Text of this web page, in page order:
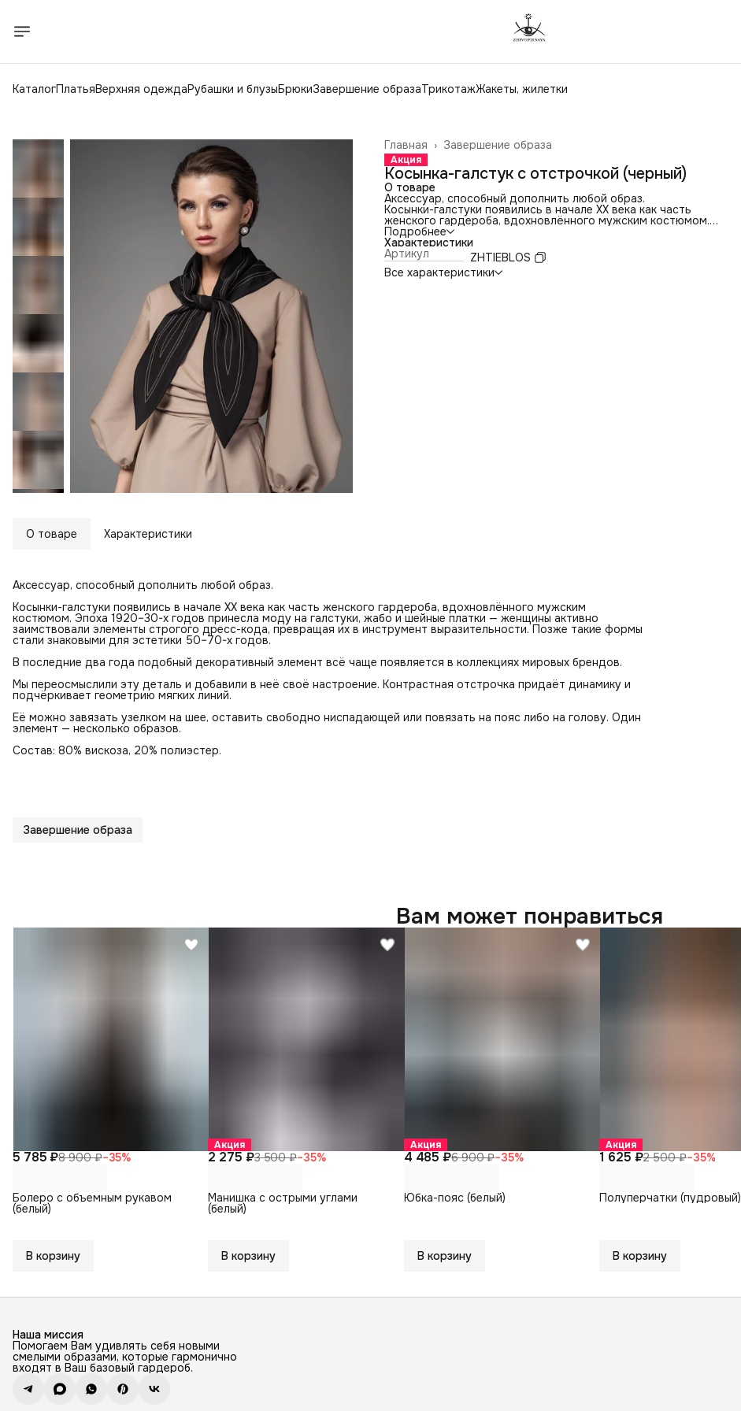
КаталогПлатьяВерхняя одеждаРубашки и блузыБрюкиЗавершение образаТрикотажЖакеты, жилетки
Завершение образа
Главная ›
Акция
Косынка-галстук с отстрочкой (черный)
О товаре
Аксессуар, способный дополнить любой образ.
Косынки-галстуки появились в начале XX века как часть
женского гардероба, вдохновлённого мужским костюмом.
Эпоха 1920–30-х годов принесла моду на галстуки, жабо и
шейные платки — женщины активно заимствовали элементы
строгого дресс-кода, превращая их в инструмент
выразительности. Позже такие формы стали знаковыми для
эстетики 50–70-х годов.
Подробнее
Характеристики
Артикул
ZHTIEBLOS
Все характеристики
О товаре Характеристики
Аксессуар, способный дополнить любой образ.
Косынки-галстуки появились в начале XX века как часть женского гардероба, вдохновлённого мужским
костюмом. Эпоха 1920–30-х годов принесла моду на галстуки, жабо и шейные платки — женщины активно
заимствовали элементы строгого дресс-кода, превращая их в инструмент выразительности. Позже такие формы
стали знаковыми для эстетики 50–70-х годов.
В последние два года подобный декоративный элемент всё чаще появляется в коллекциях мировых брендов.
Мы переосмыслили эту деталь и добавили в неё своё настроение. Контрастная отстрочка придаёт динамику и
подчёркивает геометрию мягких линий.
Её можно завязать узелком на шее, оставить свободно ниспадающей или повязать на пояс либо на голову. Один
элемент — несколько образов.
Состав: 80% вискоза, 20% полиэстер.
Завершение образа
Вам может понравиться
5 785 ₽8 900 ₽−35%
Болеро с объемным рукавом
(белый)
В корзину
Акция
2 275 ₽3 500 ₽−35%
Манишка с острыми углами
(белый)
В корзину
Акция
4 485 ₽6 900 ₽−35%
Юбка-пояс (белый)
В корзину
Акция
1 625 ₽2 500 ₽−35%
Полуперчатки (пудровый)
В корзину
Наша миссия
Помогаем Вам удивлять себя новыми
смелыми образами, которые гармонично
входят в Ваш базовый гардероб.